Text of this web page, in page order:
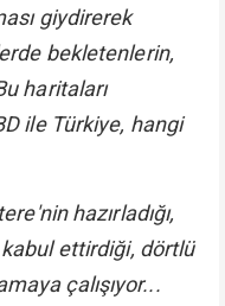
giydirerek
bekletenlerin,
haritaları
ile Türkiye, hangi
hazırladığı,
ettirdiği, dörtlü
çalışıyor...